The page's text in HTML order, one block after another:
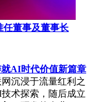
任董事及董事长
AI时代价值新篇章
沉浸于流量红利之
术探索，随后成立